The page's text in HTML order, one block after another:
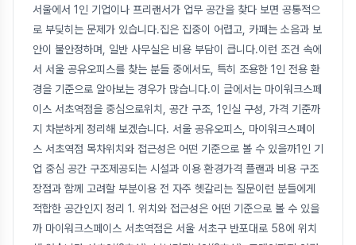
서울에서 1인 기업이나 프리랜서가 업무 공간을 찾다 보면 공통적으
로 부딪히는 문제가 있습니다.집은 집중이 어렵고, 카페는 소음과 보
안이 불안정하며, 일반 사무실은 비용 부담이 큽니다.이런 조건 속에
서 서울 공유오피스를 찾는 분들 중에서도, 특히 조용한 1인 전용 환
경을 기준으로 알아보는 경우가 많습니다.이 글에서는 마이워크스페
이스 서초역점을 중심으로위치, 공간 구조, 1인실 구성, 가격 기준까
지 차분하게 정리해 보겠습니다. 서울 공유오피스, 마이워크스페이
스 서초역점 목차위치와 접근성은 어떤 기준으로 볼 수 있을까1인 기
업 중심 공간 구조제공되는 시설과 이용 환경가격 플랜과 비용 구조
장점과 함께 고려할 부분이용 전 자주 헷갈리는 질문이런 분들에게
적합한 공간인지 정리 1. 위치와 접근성은 어떤 기준으로 볼 수 있을
까 마이워크스페이스 서초역점은 서울 서초구 반포대로 58에 위치